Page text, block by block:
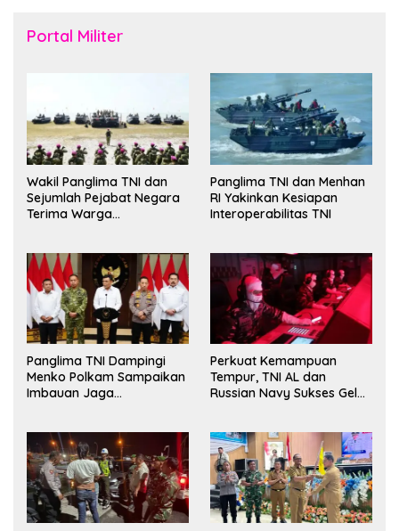
Portal Militer
Wakil Panglima TNI dan
Sejumlah Pejabat Negara
Terima Warga
Panglima TNI dan Menhan
RI Yakinkan Kesiapan
Interoperabilitas TNI
Panglima TNI Dampingi
Menko Polkam Sampaikan
Imbauan Jaga
Perkuat Kemampuan
Tempur, TNI AL dan
Russian Navy Sukses Gelar